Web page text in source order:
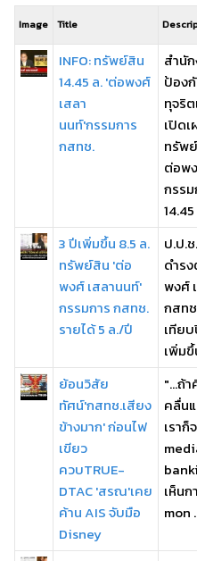
Image Title
INFO: ทรัพย์สิน
14.45 ล. 'ต่อพงศ์
เสลา
นนท์'กรรมการ
กสทช.
สำนั
ป้อง
ทุจริ
เปิด
ทรัพ
ต่อพ
กรร
14.45
3 ปีเพิ่มขึ้น 8.5 ล.
ทรัพย์สิน 'ต่อ
พงศ์ เสลานนท์'
กรรมการ กสทช.
รายได้ 5 ล./ปี
ป.ป.
ดำร
พงศ์
กสท
เทีย
เพิ่ม
ย้อนวิสัย
ทัศน์'กสทช.เสียง
ข้างมาก' ก่อนไฟ
เขียว
ควบTRUE-
DTAC 'สรณ'เคย
ค้าน AIS จับมือ
Disney
"...ถ้
คลื่น
เรา
เห็น
mon